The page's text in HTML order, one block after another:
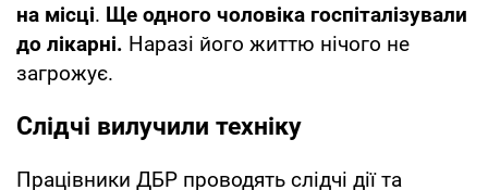
на місці. Ще одного чоловіка госпіталізували
до лікарні. Наразі його життю нічого не
загрожує.
Слідчі вилучили техніку
Працівники ДБР проводять слідчі дії та